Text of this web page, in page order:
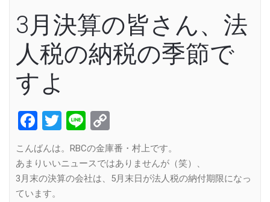
3月決算の皆さん、法
人税の納税の季節で
すよ
Facebook
Twitter
Line
Link
こんばんは。RBCの金庫番・村上です。
あまりいいニュースではありませんが（笑）、
3月末の決算の会社は、5月末日が法人税の納付期限になっ
ています。